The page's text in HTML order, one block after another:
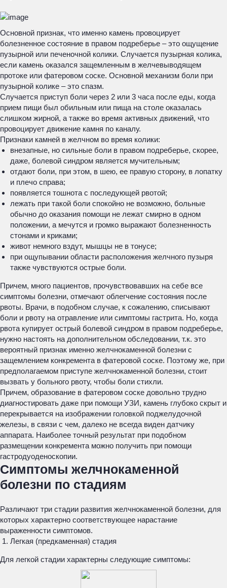
Основной признак, что именно камень провоцирует
болезненное состояние в правом подреберье – это ощущение
пузырной или печеночной колики. Случается пузырная колика,
если камень оказался защемленным в желчевыводящем
протоке или фатеровом соске. Основной механизм боли при
пузырной колике – это спазм.
Случается приступ боли через 2 или 3 часа после еды, когда
прием пищи был обильным или пища на столе оказалась
слишком жирной, а также во время активных движений, что
провоцирует движение камня по каналу.
Признаки камней в желчном во время колики:
внезапные, но сильные боли в правом подреберье, скорее,
даже, болевой синдром является мучительным;
отдают боли, при этом, в шею, ее правую сторону, в лопатку
и плечо справа;
появляется тошнота с последующей рвотой;
лежать при такой боли спокойно не возможно, больные
обычно до оказания помощи не лежат смирно в одном
положении, а мечутся и громко выражают болезненность
стонами и криками;
живот немного вздут, мышцы не в тонусе;
при ощупывании области расположения желчного пузыря
также чувствуются острые боли.
Причем, много пациентов, прочувствовавших на себе все
симптомы болезни, отмечают облегчение состояния после
рвоты. Врачи, в подобном случае, к сожалению, списывают
боли и рвоту на отравление или симптомы гастрита. Но, когда
рвота купирует острый болевой синдром в правом подреберье,
нужно настоять на дополнительном обследовании, т.к. это
вероятный признак именно желчнокаменной болезни с
защемлением конкремента в фатеровой соске. Поэтому же, при
предполагаемом приступе желчнокаменной болезни, стоит
вызвать у больного рвоту, чтобы боли стихли.
Причем, образование в фатеровом соске довольно трудно
диагностировать даже при помощи УЗИ, камень глубоко скрыт и
перекрывается на изображении головкой поджелудочной
железы, в связи с чем, далеко не всегда виден датчику
аппарата. Наиболее точный результат при подобном
размещении конкремента можно получить при помощи
гастродуоденоскопии.
Симптомы желчнокаменной
болезни по стадиям
Различают три стадии развития желчнокаменной болезни, для
которых характерно соответствующее нарастание
выраженности симптомов.
Легкая (предкаменная) стадия
Для легкой стадии характерны следующие симптомы: